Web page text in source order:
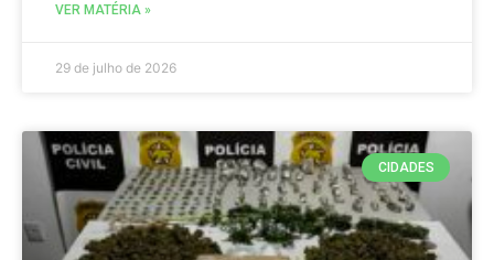
VER MATÉRIA »
29 de julho de 2026
CIDADES